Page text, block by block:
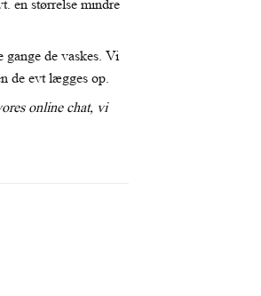
en størrelse mindre
de vaskes. Vi
de evt lægges op.
online chat, vi